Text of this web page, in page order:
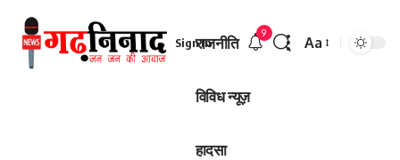
राजनीति
विविध न्यूज़
हादसा
Sign In
9
Aa